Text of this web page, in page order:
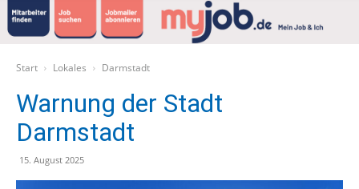
Start Lokales Darmstadt
Warnung der Stadt
Darmstadt
15. August 2025